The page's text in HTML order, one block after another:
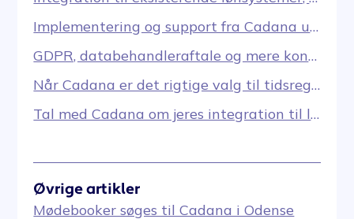
Implementering og support fra Cadana uden dyre tredjepartskonsulenter
GDPR, databehandleraftale og mere kontrolleret håndtering af medarbejderdata
Når Cadana er det rigtige valg til tidsregistreringssystem integration
Tal med Cadana om jeres integration til løn og ERP
Øvrige artikler
Mødebooker søges til Cadana i Odense